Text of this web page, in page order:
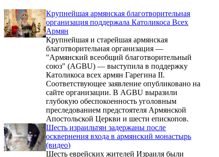
Крупнейшая армянская благотворительная
организация поддержала Католикоса Всех
Армян
Крупнейшая и старейшая армянская
благотворительная организация —
"Армянский всеобщий благотворительный
союз" (AGBU) — выступила в поддержку
Католикоса всех армян Гарегина II.
Соответствующее заявление опубликовано на
сайте организации. В AGBU выразили
глубокую обеспокоенность уголовным
преследованием предстоятеля Армянской
Апостольской Церкви и шести епископов.
Шесть израильтян задержаны после
осквернения входа в армянский монастырь
(видео)
Шесть еврейских жителей Израиля были